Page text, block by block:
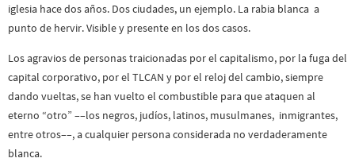
iglesia hace dos años. Dos ciudades, un ejemplo. La rabia blanca a
punto de hervir. Visible y presente en los dos casos.
Los agravios de personas traicionadas por el capitalismo, por la fuga del
capital corporativo, por el TLCAN y por el reloj del cambio, siempre
dando vueltas, se han vuelto el combustible para que ataquen al
eterno “otro” ––los negros, judíos, latinos, musulmanes, inmigrantes,
entre otros––, a cualquier persona considerada no verdaderamente
blanca.